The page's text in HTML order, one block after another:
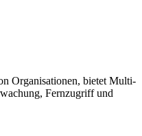
Organisationen, bietet Multi-
Fernzugriff und